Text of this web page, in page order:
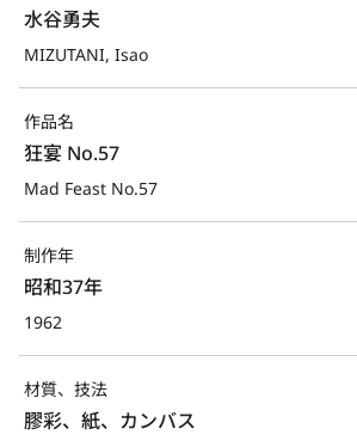
水谷勇夫
MIZUTANI, Isao
作品名
狂宴 No.57
Mad Feast No.57
制作年
昭和37年
1962
材質、技法
膠彩、紙、カンバス